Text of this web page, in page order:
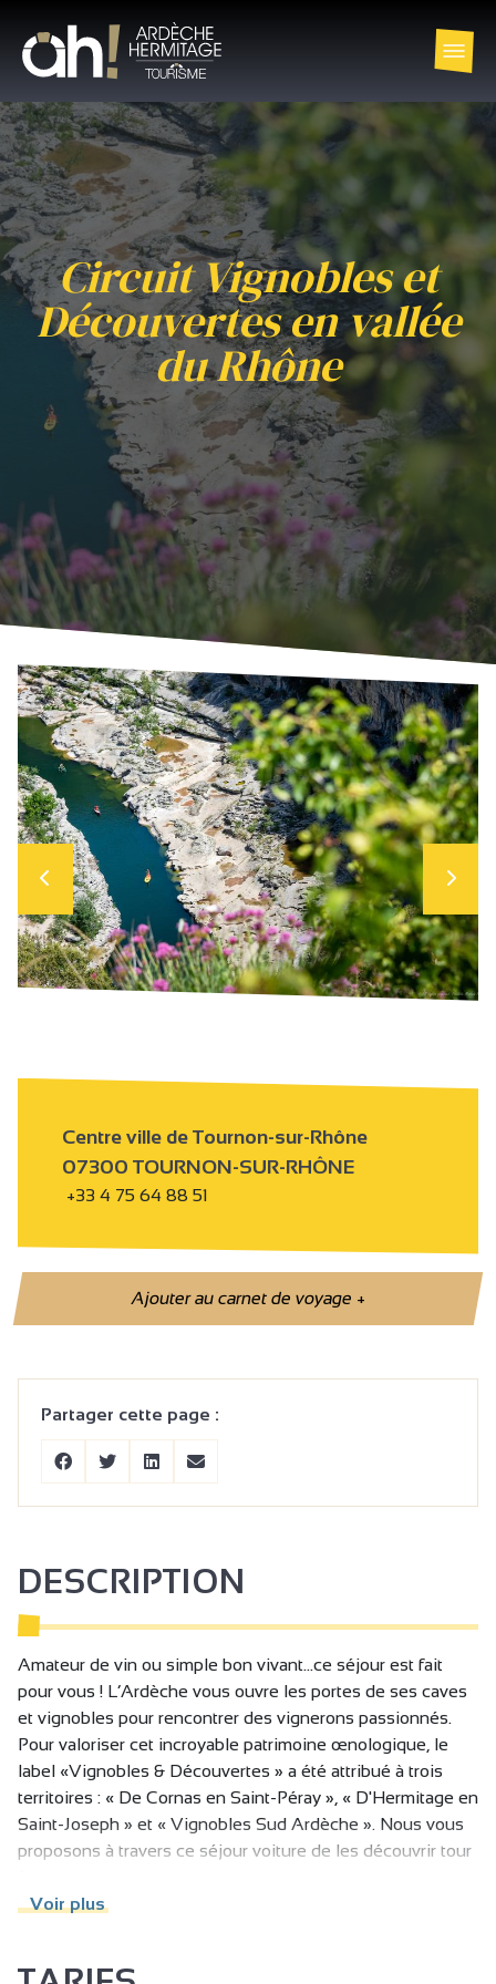
Circuit Vignobles et
Découvertes en vallée
du Rhône
Centre ville de Tournon-sur-Rhône
07300 TOURNON-SUR-RHÔNE
+33 4 75 64 88 51
Ajouter au carnet de voyage+
Partager cette page :
DESCRIPTION
Amateur de vin ou simple bon vivant...ce séjour est fait
pour vous ! L’Ardèche vous ouvre les portes de ses caves
et vignobles pour rencontrer des vignerons passionnés.
Pour valoriser cet incroyable patrimoine œnologique, le
label «Vignobles & Découvertes » a été attribué à trois
territoires : « De Cornas en Saint-Péray », « D'Hermitage en
Saint-Joseph » et « Vignobles Sud Ardèche ». Nous vous
proposons à travers ce séjour voiture de les découvrir tour
3 jours pour un panorama complet de la richesse des vins
Voir plus